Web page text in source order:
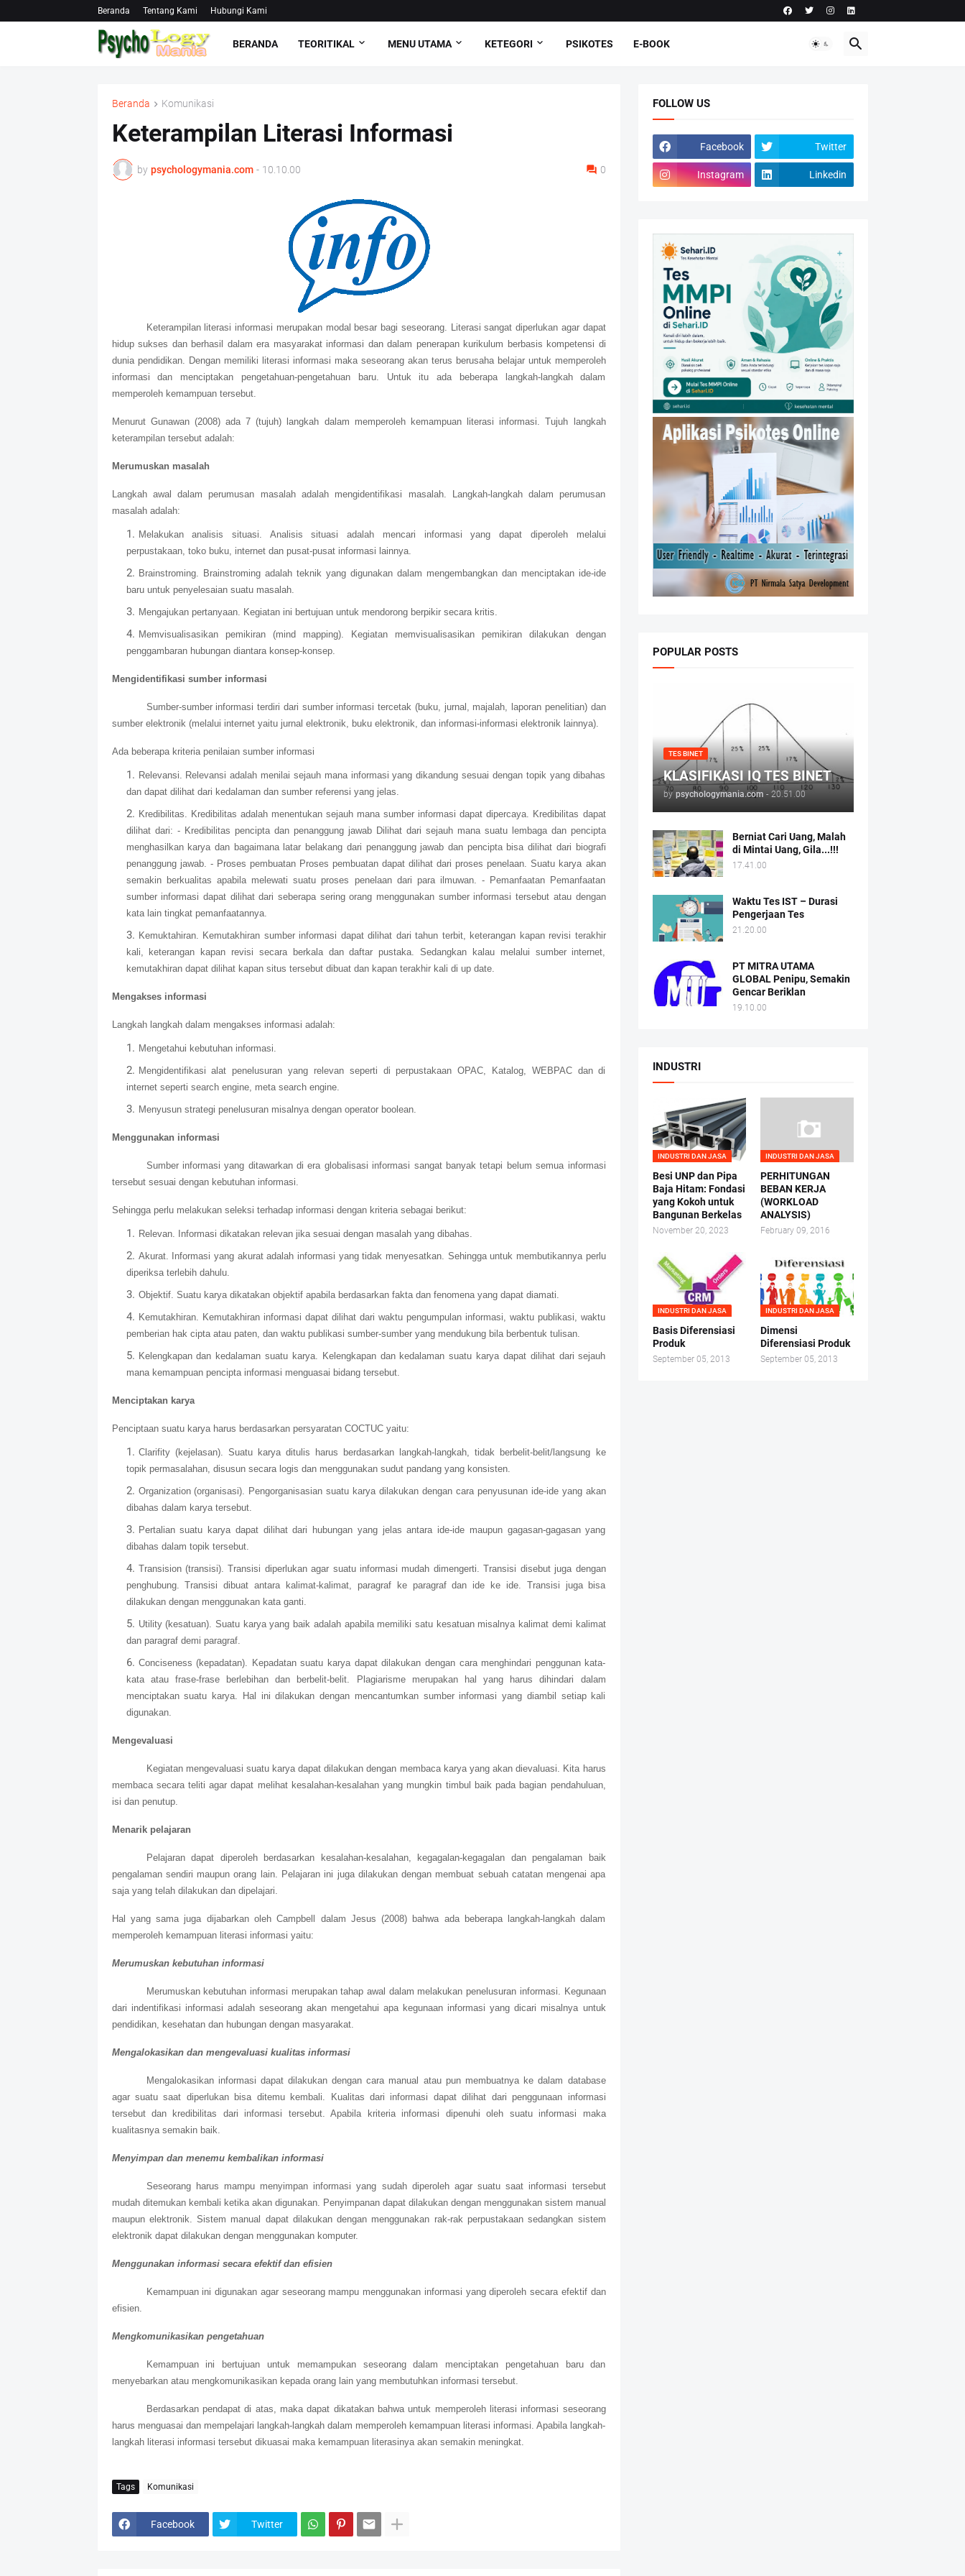
Beranda Tentang Kami Hubungi Kami
BERANDA TEORITIKAL MENU UTAMA KETEGORI PSIKOTES E-BOOK
Beranda Komunikasi
Keterampilan Literasi Informasi
by psychologymania.com - 10.10.00 0
Keterampilan literasi informasi merupakan modal besar bagi seseorang. Literasi sangat diperlukan agar dapat
hidup sukses dan berhasil dalam era masyarakat informasi dan dalam penerapan kurikulum berbasis kompetensi di
dunia pendidikan. Dengan memiliki literasi informasi maka seseorang akan terus berusaha belajar untuk memperoleh
informasi dan menciptakan pengetahuan-pengetahuan baru. Untuk itu ada beberapa langkah-langkah dalam
memperoleh kemampuan tersebut.
Menurut Gunawan (2008) ada 7 (tujuh) langkah dalam memperoleh kemampuan literasi informasi. Tujuh langkah
keterampilan tersebut adalah:
Merumuskan masalah
Langkah awal dalam perumusan masalah adalah mengidentifikasi masalah. Langkah-langkah dalam perumusan
masalah adalah:
Melakukan analisis situasi. Analisis situasi adalah mencari informasi yang dapat diperoleh melalui
perpustakaan, toko buku, internet dan pusat-pusat informasi lainnya.
Brainstroming. Brainstroming adalah teknik yang digunakan dalam mengembangkan dan menciptakan ide-ide
baru untuk penyelesaian suatu masalah.
Mengajukan pertanyaan. Kegiatan ini bertujuan untuk mendorong berpikir secara kritis.
Memvisualisasikan pemikiran (mind mapping). Kegiatan memvisualisasikan pemikiran dilakukan dengan
penggambaran hubungan diantara konsep-konsep.
Mengidentifikasi sumber informasi
Sumber-sumber informasi terdiri dari sumber informasi tercetak (buku, jurnal, majalah, laporan penelitian) dan
sumber elektronik (melalui internet yaitu jurnal elektronik, buku elektronik, dan informasi-informasi elektronik lainnya).
Ada beberapa kriteria penilaian sumber informasi
Relevansi. Relevansi adalah menilai sejauh mana informasi yang dikandung sesuai dengan topik yang dibahas
dan dapat dilihat dari kedalaman dan sumber referensi yang jelas.
Kredibilitas. Kredibilitas adalah menentukan sejauh mana sumber informasi dapat dipercaya. Kredibilitas dapat
dilihat dari: - Kredibilitas pencipta dan penanggung jawab Dilihat dari sejauh mana suatu lembaga dan pencipta
menghasilkan karya dan bagaimana latar belakang dari penanggung jawab dan pencipta bisa dilihat dari biografi
penanggung jawab. - Proses pembuatan Proses pembuatan dapat dilihat dari proses penelaan. Suatu karya akan
semakin berkualitas apabila melewati suatu proses penelaan dari para ilmuwan. - Pemanfaatan Pemanfaatan
sumber informasi dapat dilihat dari seberapa sering orang menggunakan sumber informasi tersebut atau dengan
kata lain tingkat pemanfaatannya.
Kemuktahiran. Kemutakhiran sumber informasi dapat dilihat dari tahun terbit, keterangan kapan revisi terakhir
kali, keterangan kapan revisi secara berkala dan daftar pustaka. Sedangkan kalau melalui sumber internet,
kemutakhiran dapat dilihat kapan situs tersebut dibuat dan kapan terakhir kali di up date.
Mengakses informasi
Langkah langkah dalam mengakses informasi adalah:
Mengetahui kebutuhan informasi.
Mengidentifikasi alat penelusuran yang relevan seperti di perpustakaan OPAC, Katalog, WEBPAC dan di
internet seperti search engine, meta search engine.
Menyusun strategi penelusuran misalnya dengan operator boolean.
Menggunakan informasi
Sumber informasi yang ditawarkan di era globalisasi informasi sangat banyak tetapi belum semua informasi
tersebut sesuai dengan kebutuhan informasi.
Sehingga perlu melakukan seleksi terhadap informasi dengan kriteria sebagai berikut:
Relevan. Informasi dikatakan relevan jika sesuai dengan masalah yang dibahas.
Akurat. Informasi yang akurat adalah informasi yang tidak menyesatkan. Sehingga untuk membutikannya perlu
diperiksa terlebih dahulu.
Objektif. Suatu karya dikatakan objektif apabila berdasarkan fakta dan fenomena yang dapat diamati.
Kemutakhiran. Kemutakhiran informasi dapat dilihat dari waktu pengumpulan informasi, waktu publikasi, waktu
pemberian hak cipta atau paten, dan waktu publikasi sumber-sumber yang mendukung bila berbentuk tulisan.
Kelengkapan dan kedalaman suatu karya. Kelengkapan dan kedalaman suatu karya dapat dilihat dari sejauh
mana kemampuan pencipta informasi menguasai bidang tersebut.
Menciptakan karya
Penciptaan suatu karya harus berdasarkan persyaratan COCTUC yaitu:
Clarifity (kejelasan). Suatu karya ditulis harus berdasarkan langkah-langkah, tidak berbelit-belit/langsung ke
topik permasalahan, disusun secara logis dan menggunakan sudut pandang yang konsisten.
Organization (organisasi). Pengorganisasian suatu karya dilakukan dengan cara penyusunan ide-ide yang akan
dibahas dalam karya tersebut.
Pertalian suatu karya dapat dilihat dari hubungan yang jelas antara ide-ide maupun gagasan-gagasan yang
dibahas dalam topik tersebut.
Transision (transisi). Transisi diperlukan agar suatu informasi mudah dimengerti. Transisi disebut juga dengan
penghubung. Transisi dibuat antara kalimat-kalimat, paragraf ke paragraf dan ide ke ide. Transisi juga bisa
dilakukan dengan menggunakan kata ganti.
Utility (kesatuan). Suatu karya yang baik adalah apabila memiliki satu kesatuan misalnya kalimat demi kalimat
dan paragraf demi paragraf.
Conciseness (kepadatan). Kepadatan suatu karya dapat dilakukan dengan cara menghindari penggunan kata-
kata atau frase-frase berlebihan dan berbelit-belit. Plagiarisme merupakan hal yang harus dihindari dalam
menciptakan suatu karya. Hal ini dilakukan dengan mencantumkan sumber informasi yang diambil setiap kali
digunakan.
Mengevaluasi
Kegiatan mengevaluasi suatu karya dapat dilakukan dengan membaca karya yang akan dievaluasi. Kita harus
membaca secara teliti agar dapat melihat kesalahan-kesalahan yang mungkin timbul baik pada bagian pendahuluan,
isi dan penutup.
Menarik pelajaran
Pelajaran dapat diperoleh berdasarkan kesalahan-kesalahan, kegagalan-kegagalan dan pengalaman baik
pengalaman sendiri maupun orang lain. Pelajaran ini juga dilakukan dengan membuat sebuah catatan mengenai apa
saja yang telah dilakukan dan dipelajari.
Hal yang sama juga dijabarkan oleh Campbell dalam Jesus (2008) bahwa ada beberapa langkah-langkah dalam
memperoleh kemampuan literasi informasi yaitu:
Merumuskan kebutuhan informasi
Merumuskan kebutuhan informasi merupakan tahap awal dalam melakukan penelusuran informasi. Kegunaan
dari indentifikasi informasi adalah seseorang akan mengetahui apa kegunaan informasi yang dicari misalnya untuk
pendidikan, kesehatan dan hubungan dengan masyarakat.
Mengalokasikan dan mengevaluasi kualitas informasi
Mengalokasikan informasi dapat dilakukan dengan cara manual atau pun membuatnya ke dalam database
agar suatu saat diperlukan bisa ditemu kembali. Kualitas dari informasi dapat dilihat dari penggunaan informasi
tersebut dan kredibilitas dari informasi tersebut. Apabila kriteria informasi dipenuhi oleh suatu informasi maka
kualitasnya semakin baik.
Menyimpan dan menemu kembalikan informasi
Seseorang harus mampu menyimpan informasi yang sudah diperoleh agar suatu saat informasi tersebut
mudah ditemukan kembali ketika akan digunakan. Penyimpanan dapat dilakukan dengan menggunakan sistem manual
maupun elektronik. Sistem manual dapat dilakukan dengan menggunakan rak-rak perpustakaan sedangkan sistem
elektronik dapat dilakukan dengan menggunakan komputer.
Menggunakan informasi secara efektif dan efisien
Kemampuan ini digunakan agar seseorang mampu menggunakan informasi yang diperoleh secara efektif dan
efisien.
Mengkomunikasikan pengetahuan
Kemampuan ini bertujuan untuk memampukan seseorang dalam menciptakan pengetahuan baru dan
menyebarkan atau mengkomunikasikan kepada orang lain yang membutuhkan informasi tersebut.
Berdasarkan pendapat di atas, maka dapat dikatakan bahwa untuk memperoleh literasi informasi seseorang
harus menguasai dan mempelajari langkah-langkah dalam memperoleh kemampuan literasi informasi. Apabila langkah-
langkah literasi informasi tersebut dikuasai maka kemampuan literasinya akan semakin meningkat.
Tags Komunikasi
Facebook Twitter
FOLLOW US
Facebook Twitter
Instagram Linkedin
POPULAR POSTS
TES BINET
KLASIFIKASI IQ TES BINET
by psychologymania.com - 20.51.00
Berniat Cari Uang, Malah
di Mintai Uang, Gila...!!!
17.41.00
Waktu Tes IST – Durasi
Pengerjaan Tes
21.20.00
PT MITRA UTAMA
GLOBAL Penipu, Semakin
Gencar Beriklan
19.10.00
INDUSTRI
INDUSTRI DAN JASA
Besi UNP dan Pipa
Baja Hitam: Fondasi
yang Kokoh untuk
Bangunan Berkelas
November 20, 2023
INDUSTRI DAN JASA
PERHITUNGAN
BEBAN KERJA
(WORKLOAD
ANALYSIS)
February 09, 2016
INDUSTRI DAN JASA
Basis Diferensiasi
Produk
September 05, 2013
INDUSTRI DAN JASA
Dimensi
Diferensiasi Produk
September 05, 2013